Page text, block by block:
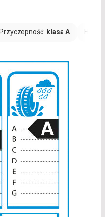
Przyczepność: klasa A Hałas: